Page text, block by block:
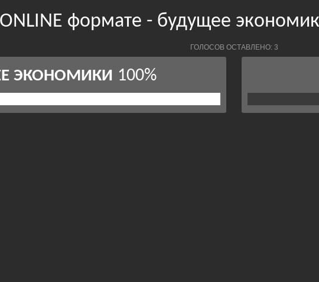
формате - будущее
ГОЛОСОВ ОСТАВЛЕНО: 3
ЭКОНОМИКИ 100%